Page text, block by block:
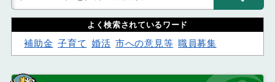
よく検索されているワード
補助金 子育て 婚活 市への意見等 職員募集